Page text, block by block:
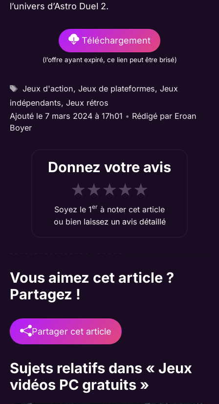
l’univers d’Astro Duel 2.
Téléchargement
(l’offre ayant expiré, ce lien peut être brisé)
Étiquettes
Jeux d'action, Jeux de plateformes, Jeux
indépendants, Jeux rétros
Ajouté le 7 mars 2024 à 17h01 • Rédigé par Eroan
Boyer
Donnez votre avis
★★★★★
Soyez le 1er à noter cet article
ou bien laissez un avis détaillé
Vous aimez cet article ?
Partagez !
Partager cet article
Sujets relatifs dans « Jeux
vidéos PC gratuits »